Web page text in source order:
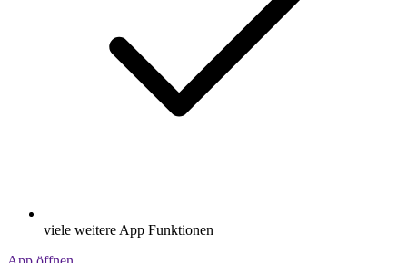
viele weitere App Funktionen